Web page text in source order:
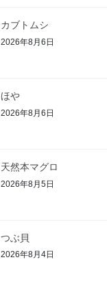
カブトムシ
2026年8月6日
ほや
2026年8月6日
天然本マグロ
2026年8月5日
つぶ貝
2026年8月4日